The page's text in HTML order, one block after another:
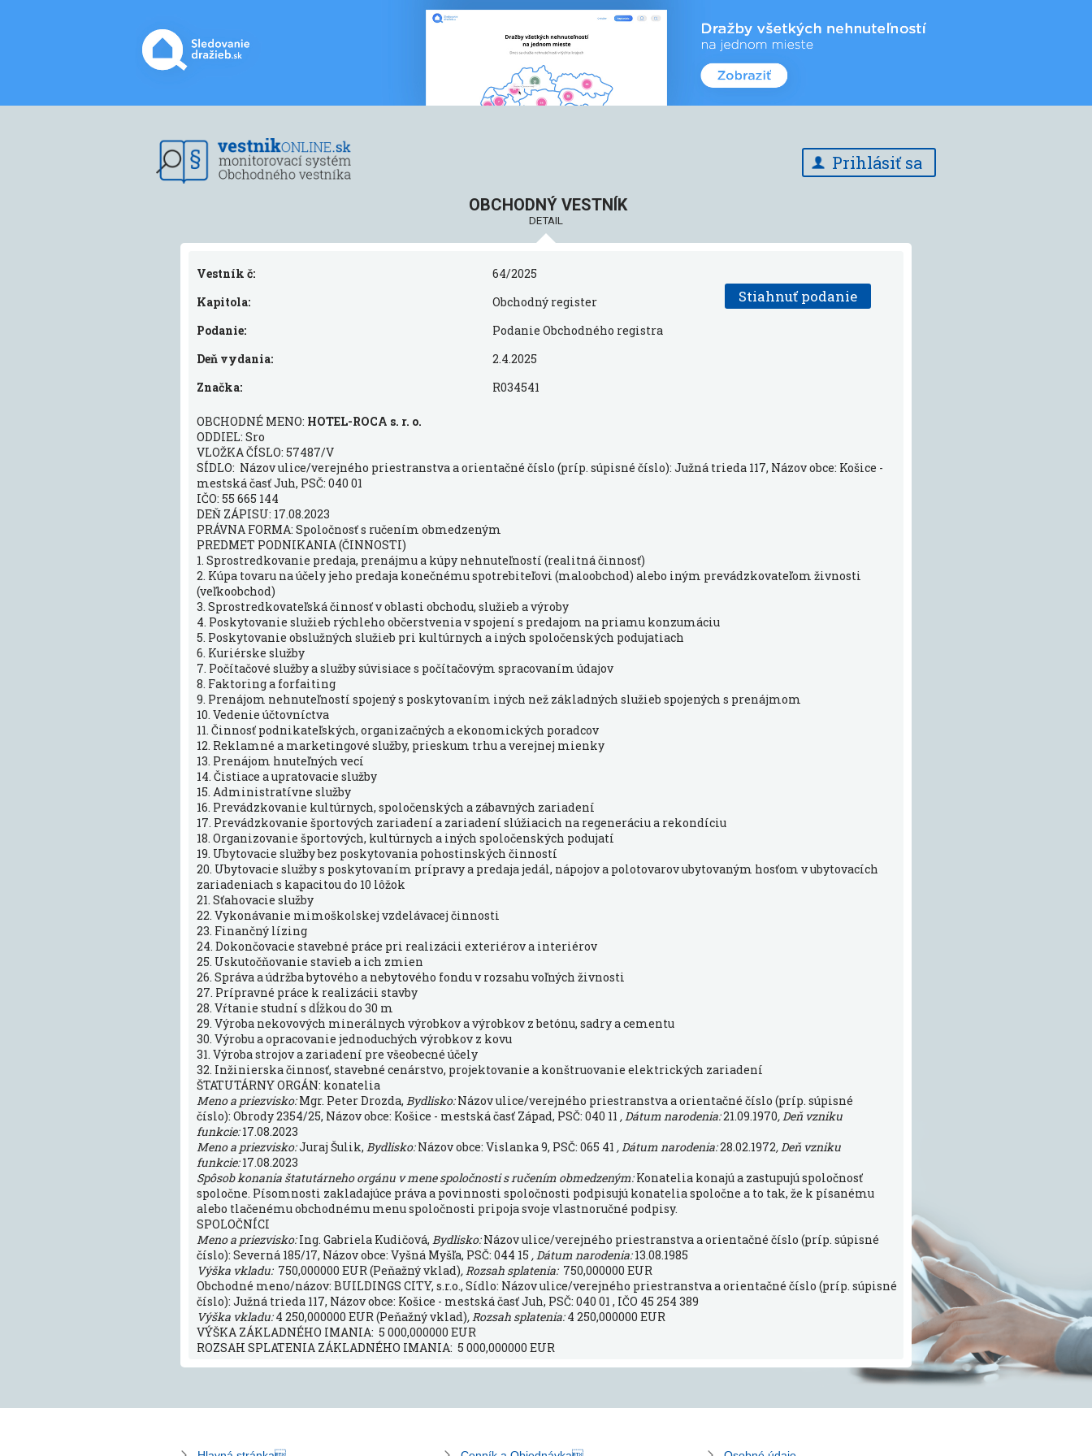
Prihlásiť sa
OBCHODNÝ VESTNÍK
DETAIL
Stiahnuť podanie
Vestník č:
64/2025
Kapitola:
Obchodný register
Podanie:
Podanie Obchodného registra
Deň vydania:
2.4.2025
Značka:
R034541
OBCHODNÉ MENO: HOTEL-ROCA s. r. o.
ODDIEL: Sro
VLOŽKA ČÍSLO: 57487/V
SÍDLO: Názov ulice/verejného priestranstva a orientačné číslo (príp. súpisné číslo): Južná trieda 117, Názov obce: Košice -
mestská časť Juh, PSČ: 040 01
IČO: 55 665 144
DEŇ ZÁPISU: 17.08.2023
PRÁVNA FORMA: Spoločnosť s ručením obmedzeným
PREDMET PODNIKANIA (ČINNOSTI)
1. Sprostredkovanie predaja, prenájmu a kúpy nehnuteľností (realitná činnosť)
2. Kúpa tovaru na účely jeho predaja konečnému spotrebiteľovi (maloobchod) alebo iným prevádzkovateľom živnosti
(veľkoobchod)
3. Sprostredkovateľská činnosť v oblasti obchodu, služieb a výroby
4. Poskytovanie služieb rýchleho občerstvenia v spojení s predajom na priamu konzumáciu
5. Poskytovanie obslužných služieb pri kultúrnych a iných spoločenských podujatiach
6. Kuriérske služby
7. Počítačové služby a služby súvisiace s počítačovým spracovaním údajov
8. Faktoring a forfaiting
9. Prenájom nehnuteľností spojený s poskytovaním iných než základných služieb spojených s prenájmom
10. Vedenie účtovníctva
11. Činnosť podnikateľských, organizačných a ekonomických poradcov
12. Reklamné a marketingové služby, prieskum trhu a verejnej mienky
13. Prenájom hnuteľných vecí
14. Čistiace a upratovacie služby
15. Administratívne služby
16. Prevádzkovanie kultúrnych, spoločenských a zábavných zariadení
17. Prevádzkovanie športových zariadení a zariadení slúžiacich na regeneráciu a rekondíciu
18. Organizovanie športových, kultúrnych a iných spoločenských podujatí
19. Ubytovacie služby bez poskytovania pohostinských činností
20. Ubytovacie služby s poskytovaním prípravy a predaja jedál, nápojov a polotovarov ubytovaným hosťom v ubytovacích
zariadeniach s kapacitou do 10 lôžok
21. Sťahovacie služby
22. Vykonávanie mimoškolskej vzdelávacej činnosti
23. Finančný lízing
24. Dokončovacie stavebné práce pri realizácii exteriérov a interiérov
25. Uskutočňovanie stavieb a ich zmien
26. Správa a údržba bytového a nebytového fondu v rozsahu voľných živnosti
27. Prípravné práce k realizácii stavby
28. Vŕtanie studní s dĺžkou do 30 m
29. Výroba nekovových minerálnych výrobkov a výrobkov z betónu, sadry a cementu
30. Výrobu a opracovanie jednoduchých výrobkov z kovu
31. Výroba strojov a zariadení pre všeobecné účely
32. Inžinierska činnosť, stavebné cenárstvo, projektovanie a konštruovanie elektrických zariadení
ŠTATUTÁRNY ORGÁN: konatelia
Meno a priezvisko:Mgr. Peter Drozda, Bydlisko:Názov ulice/verejného priestranstva a orientačné číslo (príp. súpisné
číslo): Obrody 2354/25, Názov obce: Košice - mestská časť Západ, PSČ: 040 11 , Dátum narodenia:21.09.1970, Deň vzniku
funkcie:17.08.2023
Meno a priezvisko:Juraj Šulik, Bydlisko:Názov obce: Vislanka 9, PSČ: 065 41 , Dátum narodenia:28.02.1972, Deň vzniku
funkcie:17.08.2023
Spôsob konania štatutárneho orgánu v mene spoločnosti s ručením obmedzeným:Konatelia konajú a zastupujú spoločnosť
spoločne. Písomnosti zakladajúce práva a povinnosti spoločnosti podpisujú konatelia spoločne a to tak, že k písanému
alebo tlačenému obchodnému menu spoločnosti pripoja svoje vlastnoručné podpisy.
SPOLOČNÍCI
Meno a priezvisko:Ing. Gabriela Kudičová, Bydlisko:Názov ulice/verejného priestranstva a orientačné číslo (príp. súpisné
číslo): Severná 185/17, Názov obce: Vyšná Myšľa, PSČ: 044 15 , Dátum narodenia:13.08.1985
Výška vkladu:750,000000 EUR (Peňažný vklad), Rozsah splatenia:750,000000 EUR
Obchodné meno/názov: BUILDINGS CITY, s.r.o., Sídlo: Názov ulice/verejného priestranstva a orientačné číslo (príp. súpisné
číslo): Južná trieda 117, Názov obce: Košice - mestská časť Juh, PSČ: 040 01 , IČO 45 254 389
Výška vkladu:4 250,000000 EUR (Peňažný vklad), Rozsah splatenia:4 250,000000 EUR
VÝŠKA ZÁKLADNÉHO IMANIA: 5 000,000000 EUR
ROZSAH SPLATENIA ZÁKLADNÉHO IMANIA: 5 000,000000 EUR